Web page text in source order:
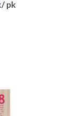
pk